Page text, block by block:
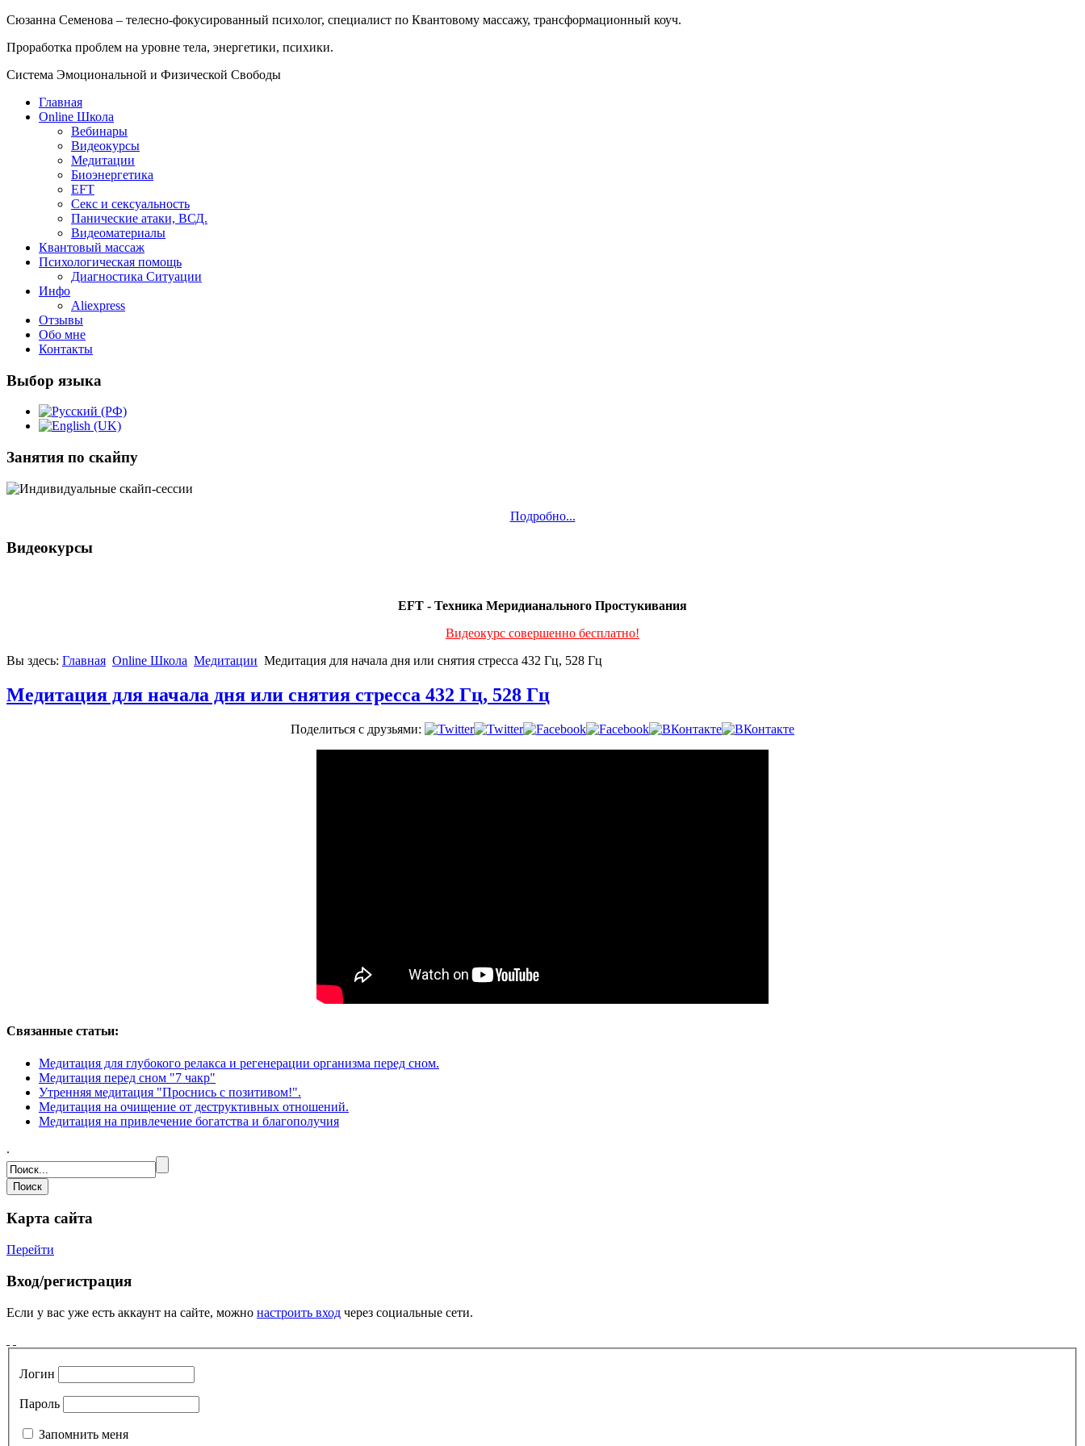
Сюзанна Семенова – телесно-фокусированный психолог, специалист по Квантовому массажу, трансформационный коуч.
Проработка проблем на уровне тела, энергетики, психики.
Система Эмоциональной и Физической Свободы
Главная
Online Школа
Вебинары
Видеокурсы
Медитации
Биоэнергетика
EFT
Секс и сексуальность
Панические атаки, ВСД.
Видеоматериалы
Квантовый массаж
Психологическая помощь
Диагностика Ситуации
Инфо
Aliexpress
Отзывы
Обо мне
Контакты
Выбор языка
Занятия по скайпу
Подробно...
Видеокурсы
EFT - Техника Меридианального Простукивания
Видеокурс совершенно бесплатно!
Вы здесь: Главная Online Школа Медитации Медитация для начала дня или снятия стресса 432 Гц, 528 Гц
Медитация для начала дня или снятия стресса 432 Гц, 528 Гц
Поделиться с друзьями:
Связанные статьи:
Медитация для глубокого релакса и регенерации организма перед сном.
Медитация перед сном "7 чакр"
Утренняя медитация "Проснись с позитивом!".
Медитация на очищение от деструктивных отношений.
Медитация на привлечение богатства и благополучия
.
Карта сайта
Перейти
Вход/регистрация
Если у вас уже есть аккаунт на сайте, можно настроить вход через социальные сети.
Логин
Пароль
Запомнить меня